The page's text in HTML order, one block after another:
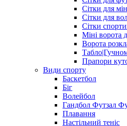
Сітки для
Сітки для
Сітки
Міні ворота
Ворота
Прапори
Види спорту
Баскетбол
Біг
Волейбол
Гандбол Футзал
Плавання
Настільний теніс